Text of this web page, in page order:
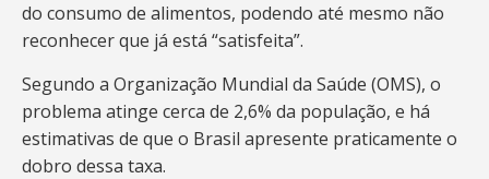
do consumo de alimentos, podendo até mesmo não
reconhecer que já está “satisfeita”.
Segundo a Organização Mundial da Saúde (OMS), o
problema atinge cerca de 2,6% da população, e há
estimativas de que o Brasil apresente praticamente o
dobro dessa taxa.